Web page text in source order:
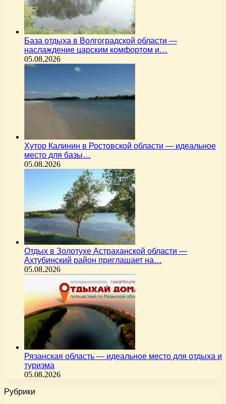
База отдыха в Волгоградской области —
наслаждение царским комфортом и…
05.08.2026
Хутор Калинин в Ростовской области — идеальное
место для базы…
05.08.2026
Отдых в Золотухе Астраханской области —
Ахтубинский район приглашает на…
05.08.2026
Рязанская область — идеальное место для отдыха и
туризма
05.08.2026
Рубрики